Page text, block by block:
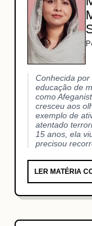
Conhecida
educação de
como
cresceu aos
exemplo de
atentado
15 anos, ela
precisou
LER MATÉRIA